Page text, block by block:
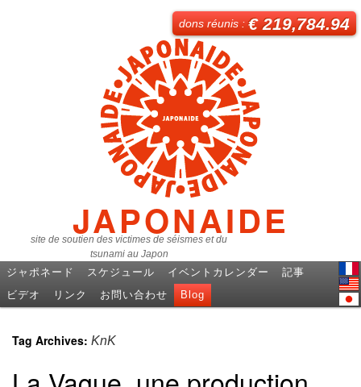
JAPONAIDE
site de soutien des victimes de séismes et du
tsunami au Japon
dons réunis :€ 219,784.94
ジャポネード スケジュール イベントカレンダー
記事
ビデオ
リンク お問い合わせ Blog
Tag Archives: KnK